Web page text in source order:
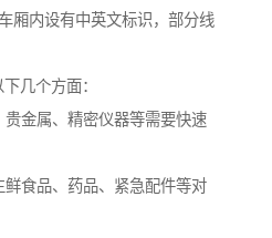
厢内设有中英文标识，部分线
几个方面：
金属、精密仪器等需要快速
食品、药品、紧急配件等对